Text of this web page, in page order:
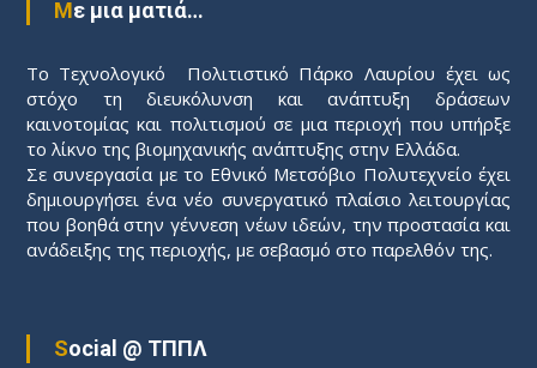
Με μια ματιά…
Το Τεχνολογικό Πολιτιστικό Πάρκο Λαυρίου έχει ως
στόχο τη διευκόλυνση και ανάπτυξη δράσεων
καινοτομίας και πολιτισμού σε μια περιοχή που υπήρξε
το λίκνο της βιομηχανικής ανάπτυξης στην Ελλάδα.
Σε συνεργασία με το Εθνικό Μετσόβιο Πολυτεχνείο έχει
δημιουργήσει ένα νέο συνεργατικό πλαίσιο λειτουργίας
που βοηθά στην γέννεση νέων ιδεών, την προστασία και
ανάδειξης της περιοχής, με σεβασμό στο παρελθόν της.
Social @ ΤΠΠΛ